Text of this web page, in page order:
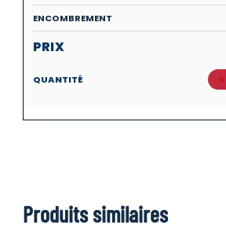
Produits similaires